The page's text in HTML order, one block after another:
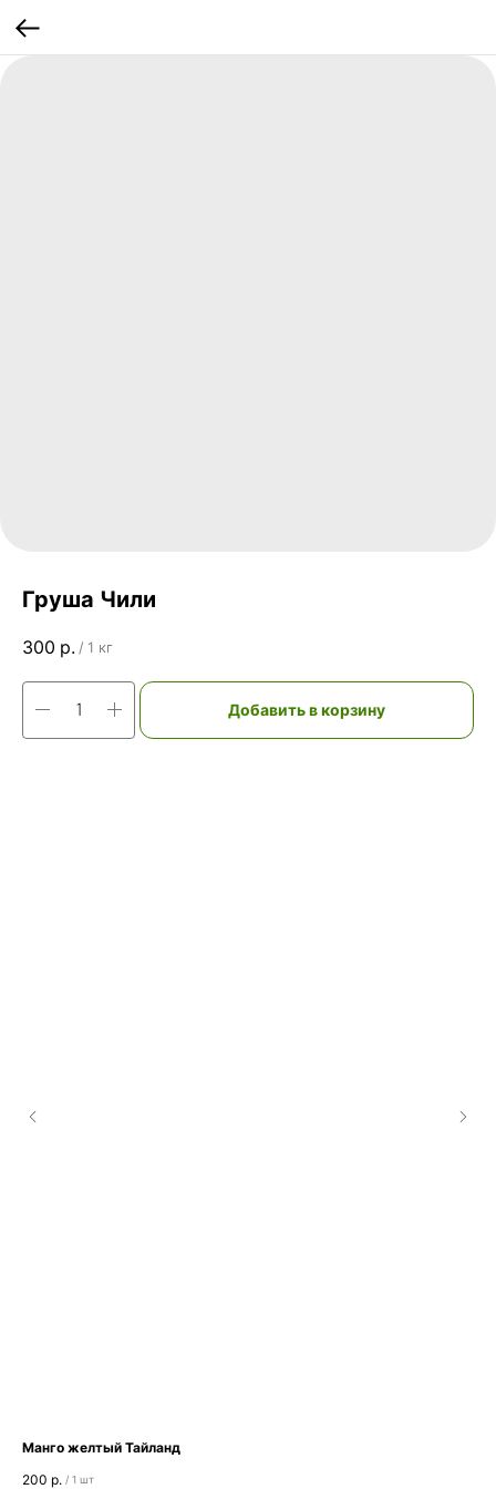
Груша Чили
300 р. / 1 кг
Добавить в корзину
Манго желтый Тайланд
200 р. / 1 шт